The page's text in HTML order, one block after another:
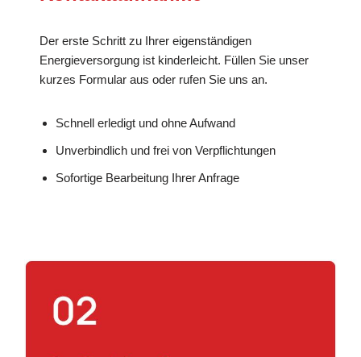
Der erste Schritt zu Ihrer eigenständigen
Energieversorgung ist kinderleicht. Füllen Sie unser
kurzes Formular aus oder rufen Sie uns an.
Schnell erledigt und ohne Aufwand
Unverbindlich und frei von Verpflichtungen
Sofortige Bearbeitung Ihrer Anfrage